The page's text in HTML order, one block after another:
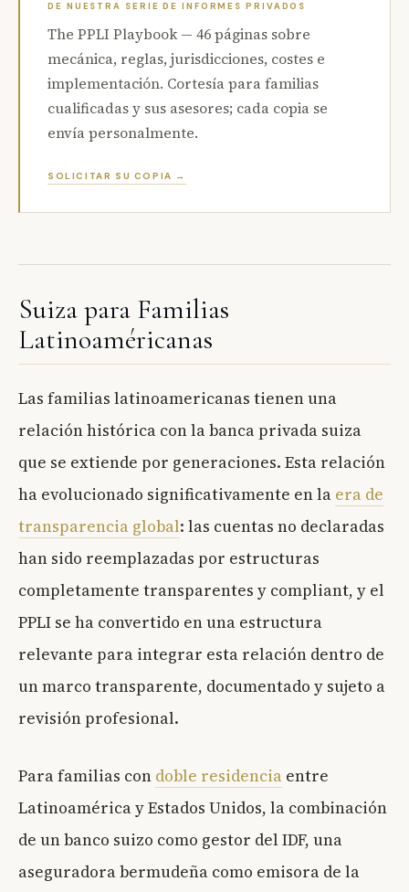
DE NUESTRA SERIE DE INFORMES PRIVADOS
The PPLI Playbook — 46 páginas sobre
mecánica, reglas, jurisdicciones, costes e
implementación. Cortesía para familias
cualificadas y sus asesores; cada copia se
envía personalmente.
SOLICITAR SU COPIA →
Suiza para Familias
Latinoaméricanas
Las familias latinoamericanas tienen una
relación histórica con la banca privada suiza
que se extiende por generaciones. Esta relación
ha evolucionado significativamente en la era de
transparencia global: las cuentas no declaradas
han sido reemplazadas por estructuras
completamente transparentes y compliant, y el
PPLI se ha convertido en una estructura
relevante para integrar esta relación dentro de
un marco transparente, documentado y sujeto a
revisión profesional.
Para familias con doble residencia entre
Latinoamérica y Estados Unidos, la combinación
de un banco suizo como gestor del IDF, una
aseguradora bermudeña como emisora de la